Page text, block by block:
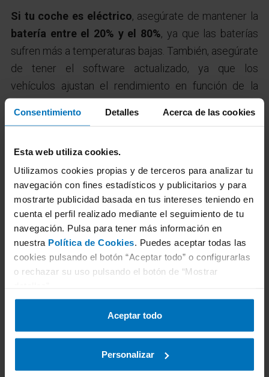
Consentimiento Detalles Acerca de las cookies
Esta web utiliza cookies.
Utilizamos cookies propias y de terceros para analizar tu
navegación con fines estadísticos y publicitarios y para
mostrarte publicidad basada en tus intereses teniendo en
cuenta el perfil realizado mediante el seguimiento de tu
navegación. Pulsa para tener más información en
nuestra Política de Cookies. Puedes aceptar todas las
cookies pulsando el botón “Aceptar todo” o configurarlas
o rechazar su uso pulsando el botón de “Mostrar
Aceptar todo
Personalizar
Si tu coche es eléctrico, asegúrate de mantener la
batería entre el 20% y el 80%, ya que las baterías
sufren más a temperaturas bajas. También, asegúrate
de tener el software actualizado, ya que los
vehículos ajustan el rendimiento en función de la
temperatura y,de este modo, la gestión térmica suele
Cómo conducir con nieve y hielo
Conducir con nieve o hielorequiere suavidad y
anticipación para evitar pérdidas de adherencia. Es
importanteiniciar la marcha de forma progresiva
aplicando muy poca aceleración para que las ruedas
no patinen, y realizargiros amplios y suaves
evitando cambios bruscos de dirección. Mantener
ayuda al vehículo a conservar el agarre en superficies